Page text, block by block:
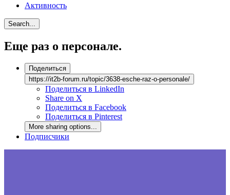
Активность
Search...
Еще раз о персонале.
Поделиться
https://it2b-forum.ru/topic/3638-esche-raz-o-personale/
Поделиться в LinkedIn
Share on X
Поделиться в Facebook
Поделиться в Pinterest
More sharing options...
Подписчики